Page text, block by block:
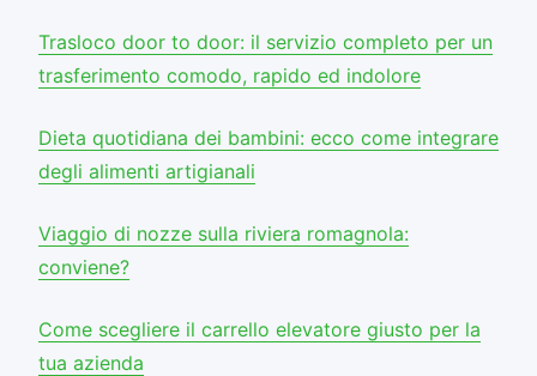
Trasloco door to door: il servizio completo per un
trasferimento comodo, rapido ed indolore
Dieta quotidiana dei bambini: ecco come integrare
degli alimenti artigianali
Viaggio di nozze sulla riviera romagnola:
conviene?
Come scegliere il carrello elevatore giusto per la
tua azienda